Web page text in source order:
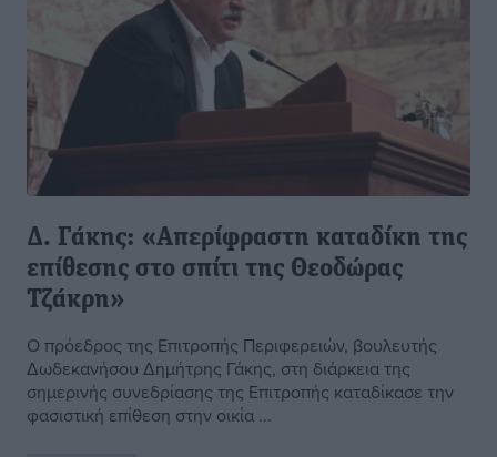
Δ. Γάκης: «Απερίφραστη καταδίκη της
επίθεσης στο σπίτι της Θεοδώρας
Τζάκρη»
Ο πρόεδρος της Επιτροπής Περιφερειών, βουλευτής
Δωδεκανήσου Δημήτρης Γάκης, στη διάρκεια της
σημερινής συνεδρίασης της Επιτροπής καταδίκασε την
φασιστική επίθεση στην οικία ...